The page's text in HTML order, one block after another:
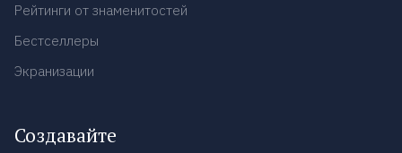
Рейтинги от знаменитостей
Бестселлеры
Экранизации
Создавайте